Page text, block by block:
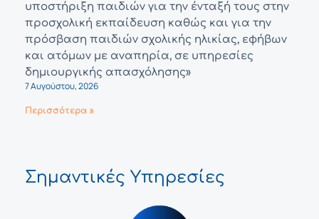
υποστήριξη παιδιών για την ένταξή τους στην
προσχολική εκπαίδευση καθώς και για την
πρόσβαση παιδιών σχολικής ηλικίας, εφήβων
και ατόμων με αναπηρία, σε υπηρεσίες
δημιουργικής απασχόλησης»
7 Αυγούστου, 2026
Περισσότερα »
Σημαντικές Υπηρεσίες